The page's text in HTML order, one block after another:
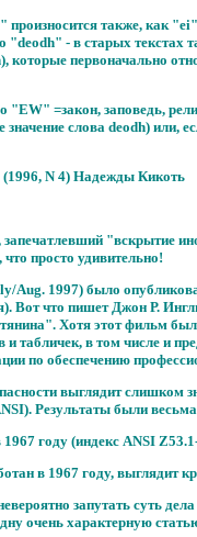
также, как
"deodh" - в старых
первоначально
"EW" =закон, заповедь,
значение слова deodh)
N 4) Надежды Кикоть
просто удивительно!
1997) было
Вот что пишет Джон Р.
Хотя этот фильм
и табличек, в том
по обеспечению
выглядит
Результаты были
году (индекс ANSI
в 1967 году,
запутать суть
очень характерную